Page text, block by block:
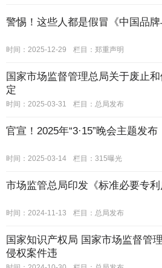
警惕！这些人都是假冒《中国品牌
时间：2025-12-29 栏目： 郑重声明
国家市场监督管理总局关于废止
定
时间：2025-03-31 栏目： 总局发布
官宣！2025年“3·15”晚会主题发布
时间：2025-03-14 栏目： 315曝光
市场监管总局印发《标准必要专利
时间：2024-11-13 栏目： 总局发布
国家知识产权局 国家市场监督管
侵权案件违